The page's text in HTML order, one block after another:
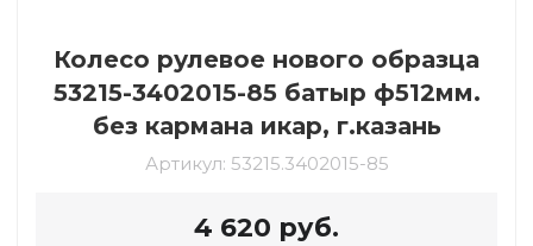
Колесо рулевое нового образца
53215-3402015-85 батыр ф512мм.
без кармана икар, г.казань
Артикул: 53215.3402015-85
4 620 руб.